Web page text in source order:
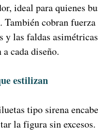
ideal para quienes
cobran
las faldas
cada diseño.
estilizan
tipo sirena
la figura sin